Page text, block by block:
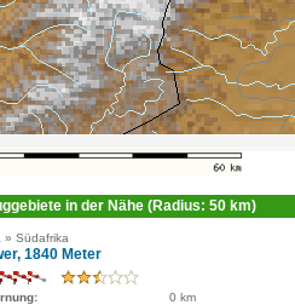
in der Nähe (Radius: 50 km)
» Südafrika
1840 Meter
0 km